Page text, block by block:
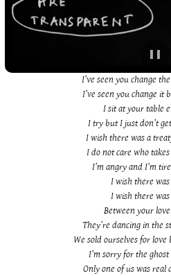
I’ve seen you change
I’ve seen you change it
I sit at your table
I try but I just don’t
I wish there was a
I do not care who
I’m angry and I’m
I wish there
I wish there
Between your
They’re dancing in the
We sold ourselves for love
I’m sorry for the
Only one of us was real